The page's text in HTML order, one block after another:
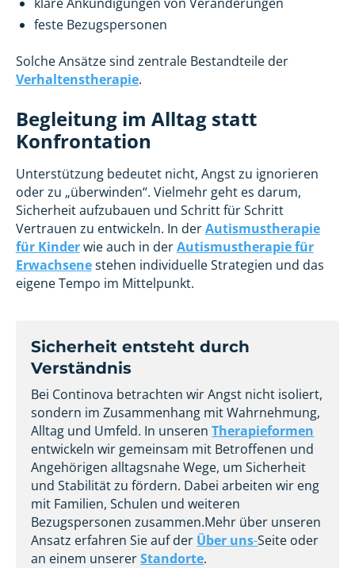
feste Bezugspersonen
Solche Ansätze sind zentrale Bestandteile der
Verhaltenstherapie.
Begleitung im Alltag statt
Konfrontation
Unterstützung bedeutet nicht, Angst zu ignorieren
oder zu „überwinden“. Vielmehr geht es darum,
Sicherheit aufzubauen und Schritt für Schritt
Vertrauen zu entwickeln. In derAutismustherapie
für Kinderwie auch in derAutismustherapie für
Erwachsenestehen individuelle Strategien und das
eigene Tempo im Mittelpunkt.
Sicherheit entsteht durch
Verständnis
Bei Continova betrachten wir Angst nicht isoliert,
sondern im Zusammenhang mit Wahrnehmung,
Alltag und Umfeld. In unserenTherapieformen
entwickeln wir gemeinsam mit Betroffenen und
Angehörigen alltagsnahe Wege, um Sicherheit
und Stabilität zu fördern. Dabei arbeiten wir eng
mit Familien, Schulen und weiteren
Bezugspersonen zusammen.Mehr über unseren
Ansatz erfahren Sie auf der Über uns-Seite oder
an einem unsererStandorte.